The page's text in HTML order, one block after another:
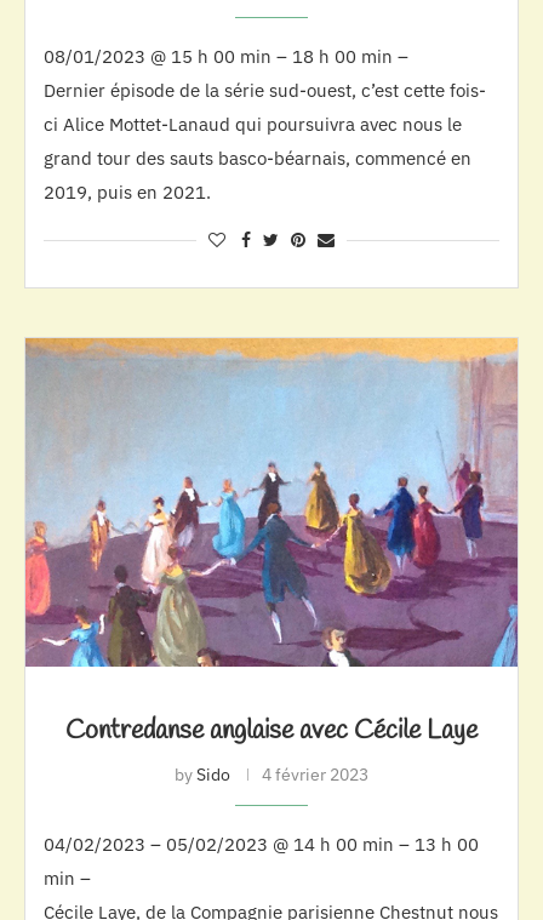
08/01/2023 @ 15 h 00 min – 18 h 00 min –
Dernier épisode de la série sud-ouest, c’est cette fois-
ci Alice Mottet-Lanaud qui poursuivra avec nous le
grand tour des sauts basco-béarnais, commencé en
2019, puis en 2021.
Contredanse anglaise avec Cécile Laye
bySido 4 février 2023
04/02/2023 – 05/02/2023 @ 14 h 00 min – 13 h 00
min –
Cécile Laye, de la Compagnie parisienne Chestnut nous